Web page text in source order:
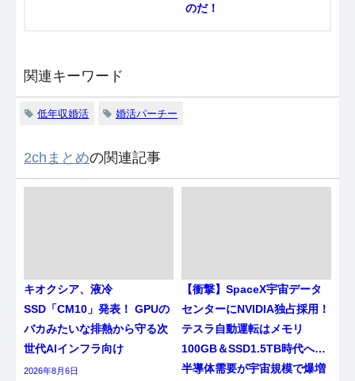
のだ！
関連キーワード
低年収婚活 婚活パーチー
2chまとめの関連記事
キオクシア、液冷
SSD「CM10」発表！ GPUの
バカみたいな排熱から守る次
世代AIインフラ向け
2026年8月6日
【衝撃】SpaceX宇宙データ
センターにNVIDIA独占採用！
テスラ自動運転はメモリ
100GB＆SSD1.5TB時代へ…
半導体需要が宇宙規模で爆増